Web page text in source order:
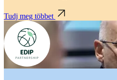
Tudj meg többet